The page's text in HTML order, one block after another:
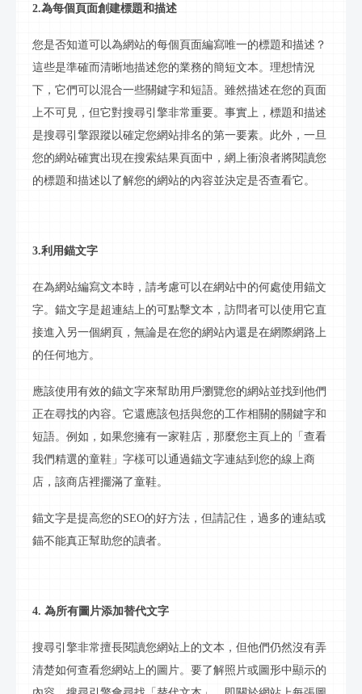
2.為每個頁面創建標題和描述
您是否知道可以為網站的每個頁面編寫唯一的標題和描述？
這些是準確而清晰地描述您的業務的簡短文本。理想情況
下，它們可以混合一些關鍵字和短語。雖然描述在您的頁面
上不可見，但它對搜尋引擎非常重要。事實上，標題和描述
是搜尋引擎跟蹤以確定您網站排名的第一要素。此外，一旦
您的網站確實出現在搜索結果頁面中，網上衝浪者將閱讀您
的標題和描述以了解您的網站的內容並決定是否查看它。
3.利用錨文字
在為網站編寫文本時，請考慮可以在網站中的何處使用錨文
字。 錨文字是超連結上的可點擊文本，訪問者可以使用它直
接進入另一個網頁，無論是在您的網站內還是在網際網路上
的任何地方。
應該使用有效的錨文字來幫助用戶瀏覽您的網站並找到他們
正在尋找的內容。它還應該包括與您的工作相關的關鍵字和
短語。例如，如果您擁有一家鞋店，那麼您主頁上的「查看
我們精選的童鞋」字樣可以通過錨文字連結到您的線上商
店，該商店裡擺滿了童鞋。
錨文字是提高您的SEO的好方法，但請記住，過多的連結或
錨不能真正幫助您的讀者。
4. 為所有圖片添加替代文字
搜尋引擎非常擅長閱讀您網站上的文本，但他們仍然沒有弄
清楚如何查看您網站上的圖片。要了解照片或圖形中顯示的